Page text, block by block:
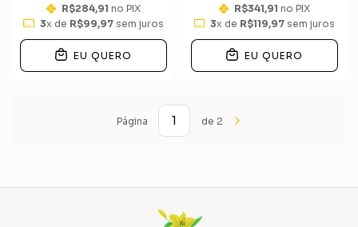
R$284,91 no PIX
3x de R$99,97sem juros
EU QUERO
R$341,91 no PIX
3x de R$119,97 sem juros
EU QUERO
Página de 2